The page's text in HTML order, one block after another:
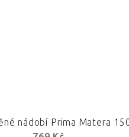
nádobí Prima Matera